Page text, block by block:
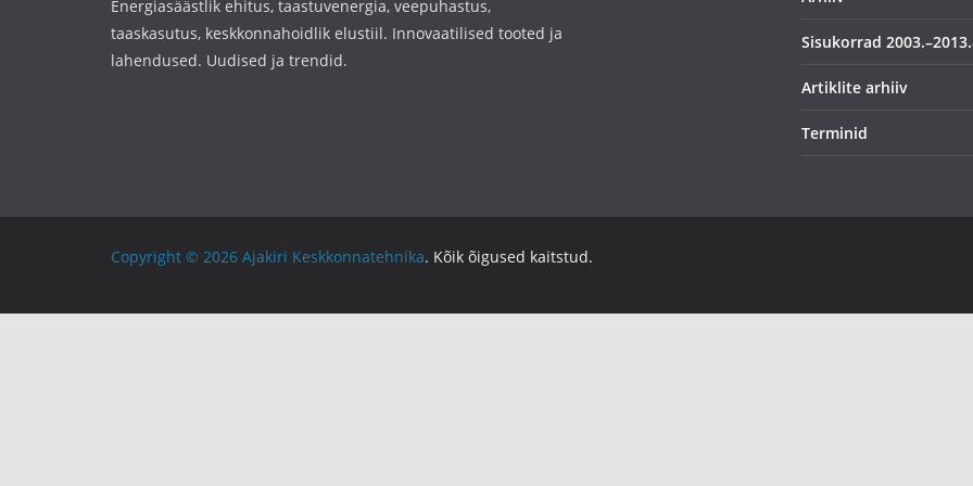
Energiasäästlik ehitus, taastuvenergia, veepuhastus,
taaskasutus, keskkonnahoidlik elustiil. Innovaatilised tooted ja
lahendused. Uudised ja trendid.
Sisukorrad
Artiklite arhiiv
Terminid
Copyright © 2026 Ajakiri Keskkonnatehnika. Kõik õigused kaitstud.